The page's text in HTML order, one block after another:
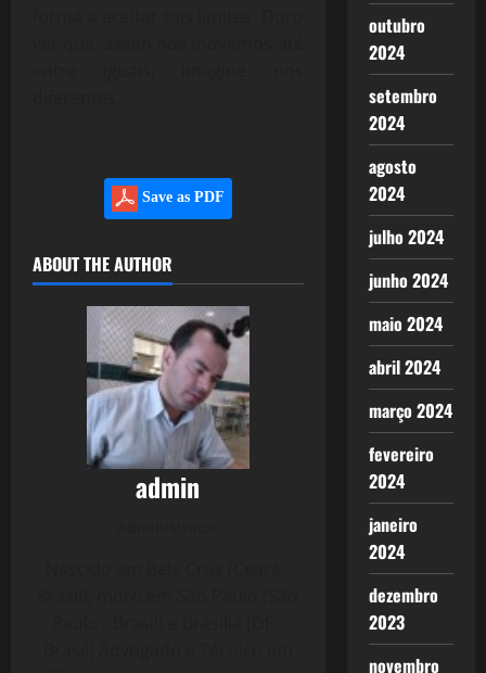
Save as PDF
ABOUT THE AUTHOR
admin
outubro
2024
setembro
2024
agosto
2024
julho 2024
junho 2024
maio 2024
abril 2024
março 2024
fevereiro
2024
janeiro
2024
dezembro
2023
novembro